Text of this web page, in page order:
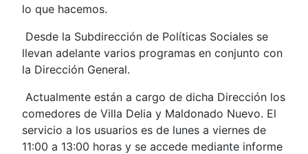
lo que hacemos.
Desde la Subdirección de Políticas Sociales se
llevan adelante varios programas en conjunto con
la Dirección General.
Actualmente están a cargo de dicha Dirección los
comedores de Villa Delia y Maldonado Nuevo. El
servicio a los usuarios es de lunes a viernes de
11:00 a 13:00 horas y se accede mediante informe